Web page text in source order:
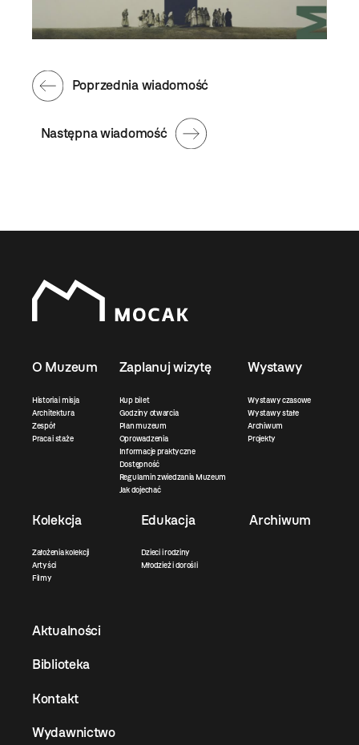
Następna wiadomość
Poprzednia wiadomość
O Muzeum
Historia i misja
Architektura
Zespół
Praca i staże
Zaplanuj wizytę
Kup bilet
Godziny otwarcia
Plan muzeum
Oprowadzenia
Informacje praktyczne
Dostępność
Regulamin zwiedzania Muzeum
Jak dojechać
Wystawy
Wystawy czasowe
Wystawy stałe
Archiwum
Projekty
Kolekcja
Założenia kolekcji
Artyści
Filmy
Edukacja
Dzieci i rodziny
Młodzież i dorośli
Archiwum
Aktualności
Biblioteka
Kontakt
Wydawnictwo